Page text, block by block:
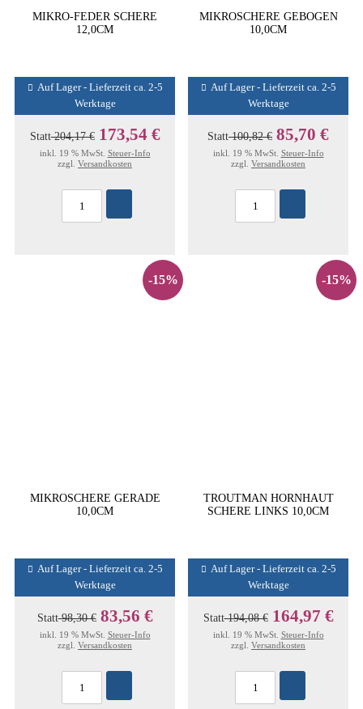
MIKRO-FEDER SCHERE
12,0CM
Auf Lager - Lieferzeit ca. 2-5
Werktage
Statt204,17 € 173,54 €
inkl. 19 % MwSt. Steuer-Info
zzgl. Versandkosten
MIKROSCHERE GEBOGEN
10,0CM
Auf Lager - Lieferzeit ca. 2-5
Werktage
Statt100,82 € 85,70 €
inkl. 19 % MwSt. Steuer-Info
zzgl. Versandkosten
-15%
MIKROSCHERE GERADE
10,0CM
Auf Lager - Lieferzeit ca. 2-5
Werktage
Statt98,30 € 83,56 €
inkl. 19 % MwSt. Steuer-Info
zzgl. Versandkosten
-15%
TROUTMAN HORNHAUT
SCHERE LINKS 10,0CM
Auf Lager - Lieferzeit ca. 2-5
Werktage
Statt194,08 € 164,97 €
inkl. 19 % MwSt. Steuer-Info
zzgl. Versandkosten